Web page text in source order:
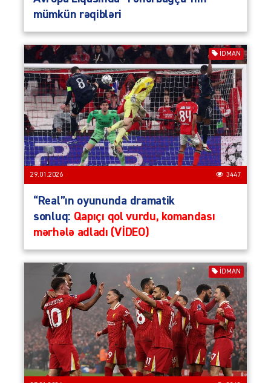
mümkün rəqibləri
İDMAN
29.01.2026 3447
“Real”ın oyununda dramatik
sonluq: Qapıçı qol vurdu, komandası
mərhələ adladı (VİDEO)
İDMAN